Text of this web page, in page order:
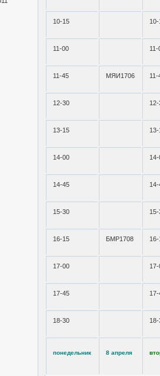
10-15 10-
11-00 11-
11-45 МЯИ1706 11-
12-30 12-
13-15 13-
14-00 14-
14-45 14-
15-30 15-
16-15 БМР1708 16-
17-00 17-
17-45 17-
18-30 18-
понедельник 8 апреля